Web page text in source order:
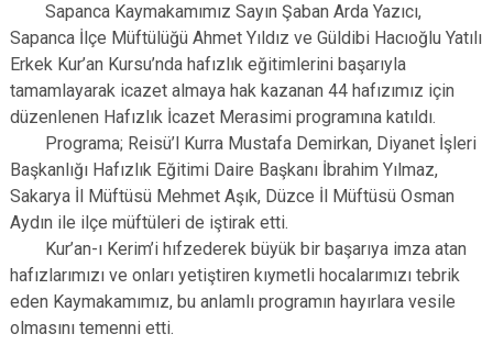
Karasu
Kaynarca
Kocaali
Arifiye
Erenler
Serdivan
Sapanca Kaymakamımız Sayın Şaban Arda Yazıcı,
Sapanca İlçe Müftülüğü Ahmet Yıldız ve Güldibi Hacıoğlu Yatılı
Erkek Kur’an Kursu’nda hafızlık eğitimlerini başarıyla
tamamlayarak icazet almaya hak kazanan 44 hafızımız için
düzenlenen Hafızlık İcazet Merasimi programına katıldı.
Programa; Reisü’l Kurra Mustafa Demirkan, Diyanet İşleri
Başkanlığı Hafızlık Eğitimi Daire Başkanı İbrahim Yılmaz,
Sakarya İl Müftüsü Mehmet Aşık, Düzce İl Müftüsü Osman
Aydın ile ilçe müftüleri de iştirak etti.
Kur’an-ı Kerim’i hıfzederek büyük bir başarıya imza atan
hafızlarımızı ve onları yetiştiren kıymetli hocalarımızı tebrik
eden Kaymakamımız, bu anlamlı programın hayırlara vesile
olmasını temenni etti.